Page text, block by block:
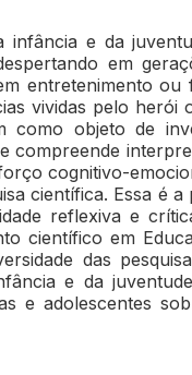
infância e da
em
entretenimento
vividas pelo herói
como objeto de
compreende
cognitivo-
científica. Essa é
reflexiva e
científico em
das
e da
e adolescentes